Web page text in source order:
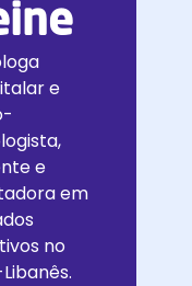
e
e
em
no